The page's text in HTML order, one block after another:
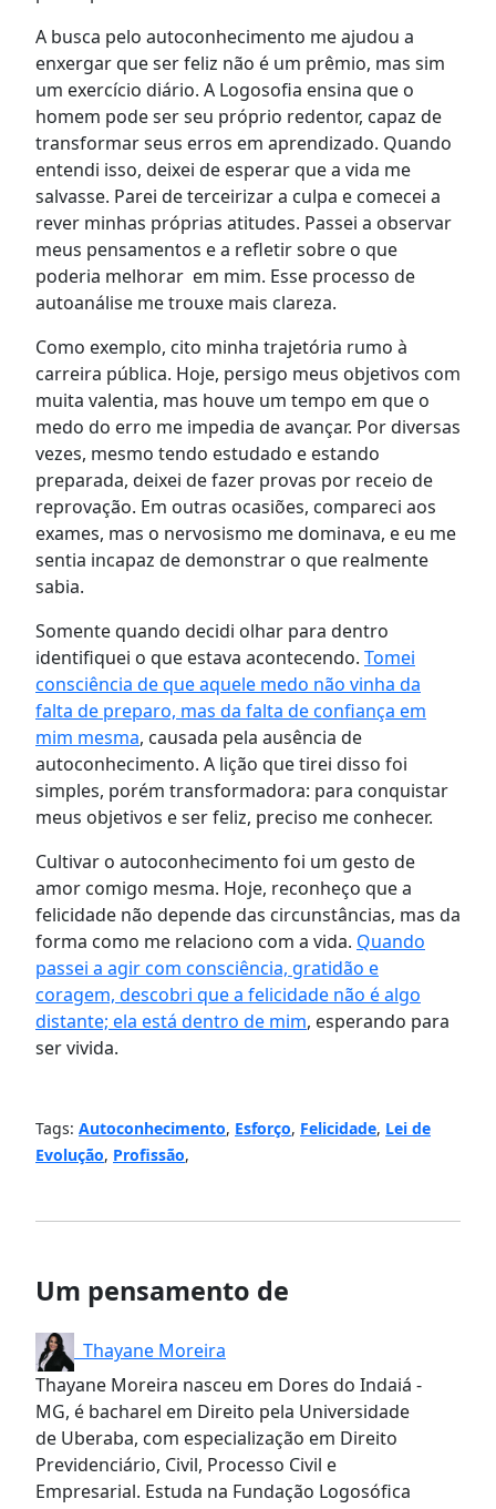
A busca pelo autoconhecimento me ajudou a
enxergar que ser feliz não é um prêmio, mas sim
um exercício diário. A Logosofia ensina que o
homem pode ser seu próprio redentor, capaz de
transformar seus erros em aprendizado. Quando
entendi isso, deixei de esperar que a vida me
salvasse. Parei de terceirizar a culpa e comecei a
rever minhas próprias atitudes. Passei a observar
meus pensamentos e a refletir sobre o que
poderia melhorar em mim. Esse processo de
autoanálise me trouxe mais clareza.
Como exemplo, cito minha trajetória rumo à
carreira pública. Hoje, persigo meus objetivos com
muita valentia, mas houve um tempo em que o
medo do erro me impedia de avançar. Por diversas
vezes, mesmo tendo estudado e estando
preparada, deixei de fazer provas por receio de
reprovação. Em outras ocasiões, compareci aos
exames, mas o nervosismo me dominava, e eu me
sentia incapaz de demonstrar o que realmente
sabia.
Somente quando decidi olhar para dentro
identifiquei o que estava acontecendo. Tomei
consciência de que aquele medo não vinha da
falta de preparo, mas da falta de confiança em
mim mesma, causada pela ausência de
autoconhecimento. A lição que tirei disso foi
simples, porém transformadora: para conquistar
meus objetivos e ser feliz, preciso me conhecer.
Cultivar o autoconhecimento foi um gesto de
amor comigo mesma. Hoje, reconheço que a
felicidade não depende das circunstâncias, mas da
forma como me relaciono com a vida. Quando
passei a agir com consciência, gratidão e
coragem, descobri que a felicidade não é algo
distante; ela está dentro de mim, esperando para
ser vivida.
Tags: Autoconhecimento, Esforço, Felicidade, Lei de
Evolução, Profissão,
Um pensamento de
Thayane Moreira
Thayane Moreira nasceu em Dores do Indaiá -
MG, é bacharel em Direito pela Universidade
de Uberaba, com especialização em Direito
Previdenciário, Civil, Processo Civil e
Empresarial. Estuda na Fundação Logosófica